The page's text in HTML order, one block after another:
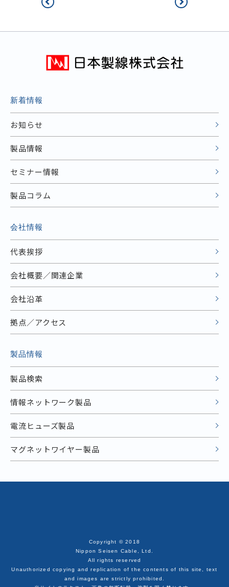
新着情報
お知らせ
製品情報
セミナー情報
製品コラム
会社情報
代表挨拶
会社概要／関連企業
会社沿革
拠点／アクセス
製品情報
製品検索
情報ネットワーク製品
電流ヒューズ製品
マグネットワイヤー製品
Copyright © 2018
Nippon Seisen Cable, Ltd.
All rights reserved
Unauthorized copying and replication of the contents of this site, text
and images are strictly prohibited.